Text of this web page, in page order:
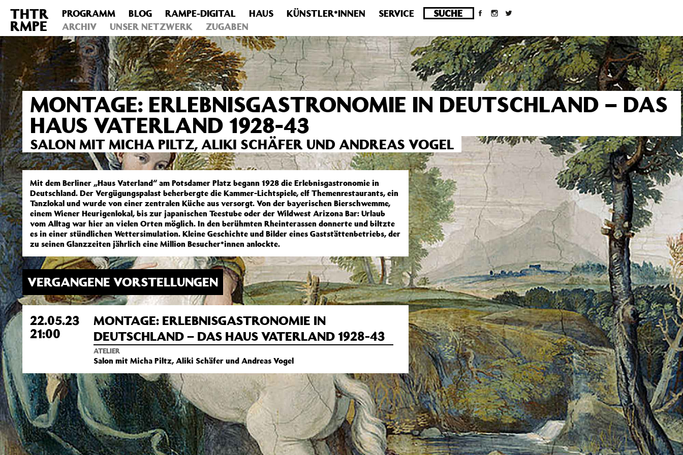
Deprecated : Die Funktion post_permalink ist seit Version 4.4.0 veraltet! Verwende stattdessen get_permalink(). in
/homepages/10/d43051023/htdocs/wordpress/wp-
includes/functions.phpon line6031
THTR
RMPE
PROGRAMM BLOG RAMPE-DIGITAL HAUS KÜNSTLER*INNEN
SERVICE
ARCHIV
UNSER NETZWERK ZUGABEN
MONTAGE: ERLEBNISGASTRONOMIE IN DEUTSCHLAND – DAS
HAUS VATERLAND 1928-43
SALON MIT MICHA PILTZ, ALIKI SCHÄFER UND ANDREAS VOGEL
Mit dem Berliner „Haus Vaterland“ am Potsdamer Platz begann 1928 die Erlebnisgastronomie in
Deutschland. Der Vergügungspalast beherbergte die Kammer-Lichtspiele, elf Themenrestaurants, ein
Tanzlokal und wurde von einer zentralen Küche aus versorgt. Von der bayerischen Bierschwemme,
einem Wiener Heurigenlokal, bis zur japanischen Teestube oder der Wildwest Arizona Bar: Urlaub
vom Alltag war hier an vielen Orten möglich. In den berühmten Rheinterassen donnerte und biltzte
es in einer stündlichen Wettersimulation. Kleine Geschichte und Bilder eines Gaststättenbetriebs, der
zu seinen Glanzzeiten jährlich eine Million Besucher*innen anlockte.
VERGANGENE VORSTELLUNGEN
22.05.23
21:00
MONTAGE: ERLEBNISGASTRONOMIE IN
DEUTSCHLAND – DAS HAUS VATERLAND 1928-43
ATELIER
Salon mit Micha Piltz, Aliki Schäfer und Andreas Vogel